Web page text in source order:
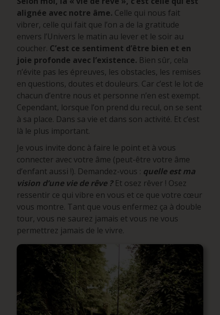
alignée avec notre âme. Celle qui nous fait
vibrer, celle qui fait que l’on a de la gratitude
envers l’Univers le matin au lever et le soir au
coucher. C’est ce sentiment d’être bien et en
joie profonde avec l’existence. Bien sûr, cela
n’évite pas les épreuves, les obstacles, les remises
en questions, doutes et douleurs. Car c’est le lot de
chacun d’entre nous et personne n’en est exempt.
Cependant, lorsque l’on prend du recul, on se sent
à sa place. Dans sa vie et dans son activité. Et c’est
là le plus important.
Je vous invite donc à faire le point et à vous
connecter avec votre âme (peut-être votre âme
d’enfant aussi !). Demandez-vous : quelle est ma
vision d’une vie de rêve ?Et osez rêver ! Osez
ressentir ce qui vibre en vous et ce que votre cœur
vous montre. Tant que vous enfermez ça à double
tour, vous ne saurez jamais et vous ne vous
permettrez jamais de le vivre.